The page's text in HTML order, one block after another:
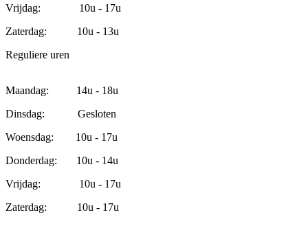
Vrijdag: 10u - 17u
Zaterdag: 10u - 13u
Reguliere uren
Maandag: 14u - 18u
Dinsdag: Gesloten
Woensdag: 10u - 17u
Donderdag: 10u - 14u
Vrijdag: 10u - 17u
Zaterdag: 10u - 17u